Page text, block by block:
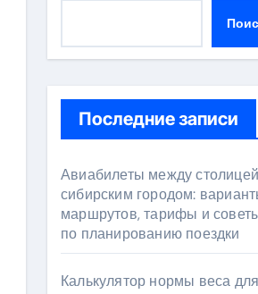
Последние записи
Авиабилеты между
сибирским городом:
маршрутов, тарифы и
по планированию поездки
Калькулятор нормы веса для